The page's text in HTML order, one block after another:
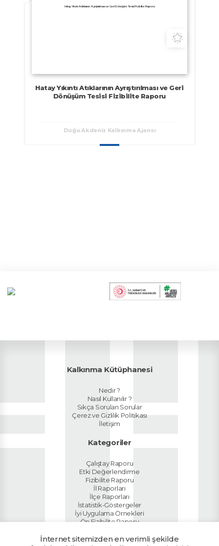
Hatay Yıkıntı Atıklarının Ayrıştırılması ve Geri Dönüşüm Tesisi Fizibilite Raporu
Hatay Yıkıntı Atıklarının Ayrıştırılması ve Geri
Dönüşüm Tesisi Fizibilite Raporu
Doğu Akdeniz Kalkınma Ajansı
İnternet sitemizden en verimli şekilde
Kalkınma Kütüphanesi
Nedir ?
Nasıl Kullanılır ?
Sıkça Sorulan Sorular
Çerez ve Gizlilik Politikası
İletişim
Kategoriler
Çalıştay Raporu
Etki Değerlendirme
Fizibilite Raporu
İl Raporları
İlçe Raporları
İstatistik-Göstergeler
İyi Uygulama Örnekleri
Ön Fizibilite Raporu
Sektör Raporları